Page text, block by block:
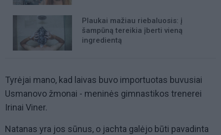
Plaukai mažiau riebaluosis: į
šampūną tereikia įberti vieną
ingredientą
Tyrėjai mano, kad laivas buvo importuotas buvusiai
Usmanovo žmonai - meninės gimnastikos trenerei
Irinai Viner.
Natanas yra jos sūnus, o jachta galėjo būti pavadinta